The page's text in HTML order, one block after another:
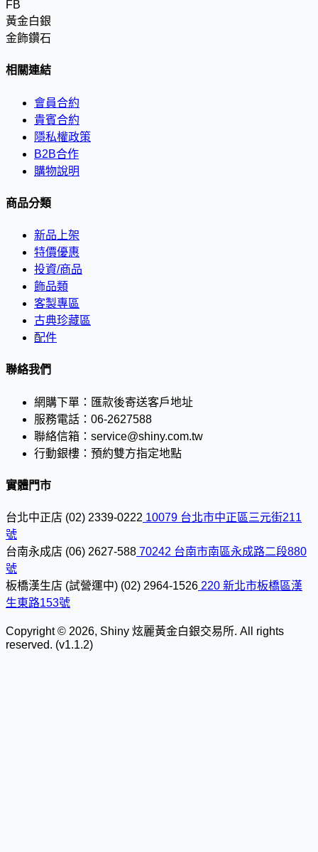
FB
黃金白銀
金飾鑽石
相關連結
會員合約
貴賓合約
隱私權政策
B2B合作
購物說明
商品分類
新品上架
特價優惠
投資/商品
飾品類
客製專區
古典珍藏區
配件
聯絡我們
網購下單： 匯款後寄送客戶地址
服務電話： 06-2627588
聯絡信箱： service@shiny.com.tw
行動銀樓： 預約雙方指定地點
實體門市
台北中正店 (02) 2339-0222 10079 台北市中正區三元街211
號
台南永成店 (06) 2627-588 70242 台南市南區永成路二段880
號
板橋漢生店 (試營運中) (02) 2964-1526 220 新北市板橋區漢
生東路153號
Copyright © 2026, Shiny 炫麗黃金白銀交易所. All rights
reserved. (v1.1.2)